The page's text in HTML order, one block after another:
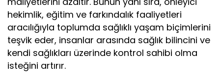
hekimlik, eğitim ve farkındalık faaliyetleri
aracılığıyla toplumda sağlıklı yaşam biçimlerini
teşvik eder, insanlar arasında sağlık bilincini ve
kendi sağlıkları üzerinde kontrol sahibi olma
isteğini artırır.